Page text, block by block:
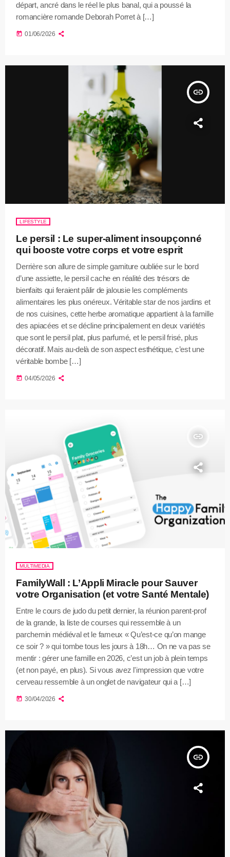
départ, ancré dans le réel le plus banal, qui a poussé la
romancière romande Deborah Porret à […]
today 01/06/2026
insert_link
LIFESTYLE
Le persil : Le super-aliment insoupçonné
qui booste votre corps et votre esprit
Derrière son allure de simple garniture oubliée sur le bord
d’une assiette, le persil cache en réalité des trésors de
bienfaits qui feraient pâlir de jalousie les compléments
alimentaires les plus onéreux. Véritable star de nos jardins et
de nos cuisines, cette herbe aromatique appartient à la famille
des apiacées et se décline principalement en deux variétés
que sont le persil plat, plus parfumé, et le persil frisé, plus
décoratif. Mais au-delà de son aspect esthétique, c’est une
véritable bombe […]
today 04/05/2026
insert_link
MULTIMEDIA
FamilyWall : L’Appli Miracle pour Sauver
votre Organisation (et votre Santé Mentale)
Entre le cours de judo du petit dernier, la réunion parent-prof
de la grande, la liste de courses qui ressemble à un
parchemin médiéval et le fameux « Qu’est-ce qu’on mange
ce soir ? » qui tombe tous les jours à 18h… On ne va pas se
mentir : gérer une famille en 2026, c’est un job à plein temps
(et non payé, en plus). Si vous avez l'impression que votre
cerveau ressemble à un onglet de navigateur qui a […]
today 30/04/2026
insert_link